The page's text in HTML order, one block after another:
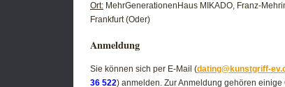
Ort: MehrGenerationenHaus MIKADO, Franz-
Frankfurt (Oder)
Anmeldung
Sie können sich per E-Mail (dating@kunstgriff-
36 522) anmelden. Zur Anmeldung gehören